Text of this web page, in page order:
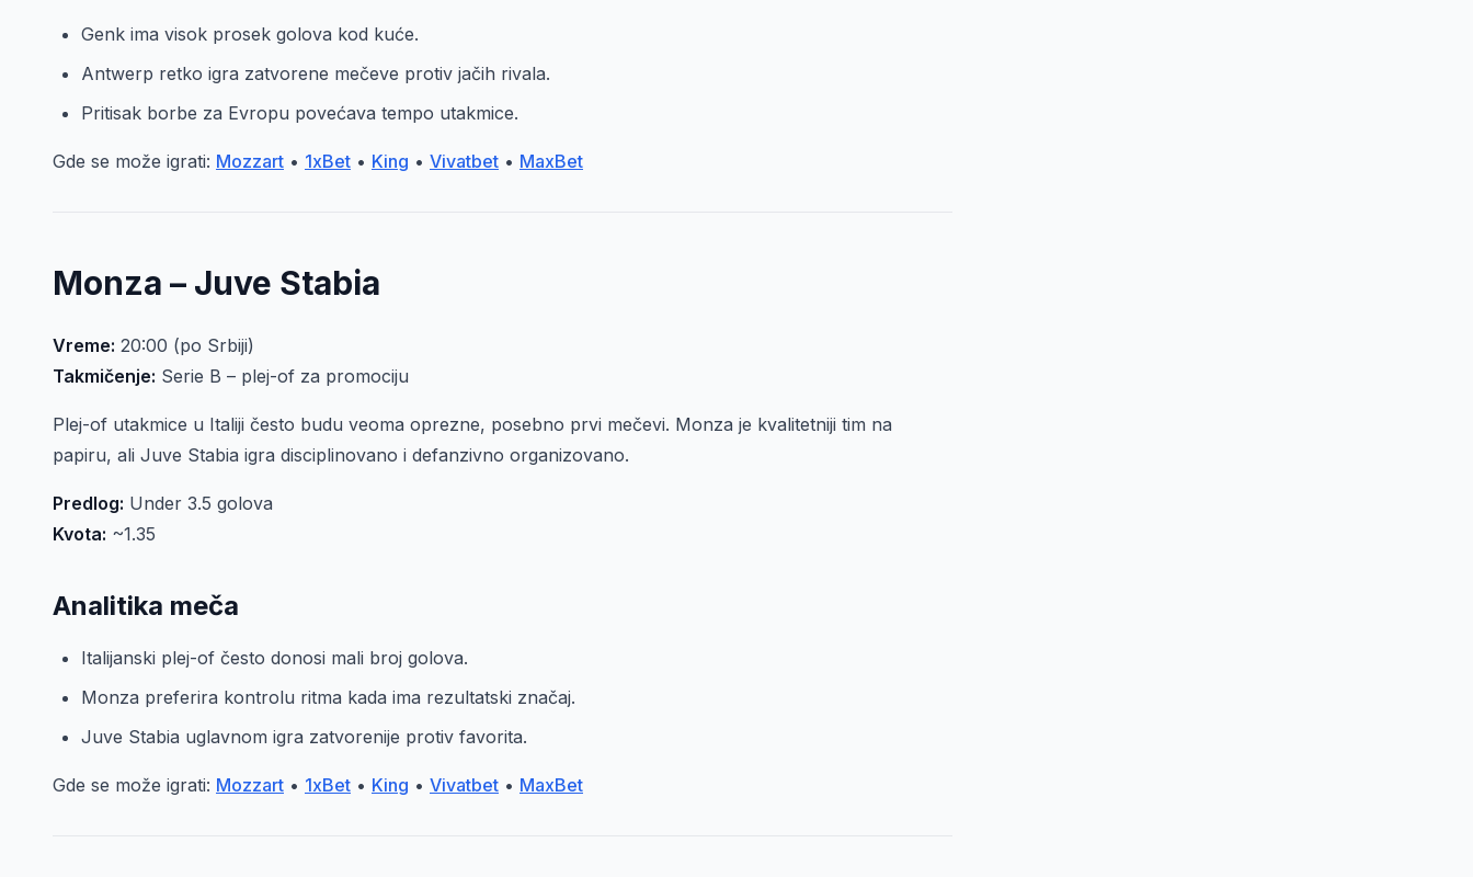
Genk ima visok prosek golova kod kuće.
Antwerp retko igra zatvorene mečeve protiv jačih rivala.
Pritisak borbe za Evropu povećava tempo utakmice.
Gde se može igrati: Mozzart • 1xBet • King • Vivatbet • MaxBet
Monza – Juve Stabia
Vreme: 20:00 (po Srbiji)
Takmičenje: Serie B – plej-of za promociju
Plej-of utakmice u Italiji često budu veoma oprezne, posebno prvi mečevi. Monza je kvalitetniji tim na
papiru, ali Juve Stabia igra disciplinovano i defanzivno organizovano.
Predlog: Under 3.5 golova
Kvota: ~1.35
Analitika meča
Italijanski plej-of često donosi mali broj golova.
Monza preferira kontrolu ritma kada ima rezultatski značaj.
Juve Stabia uglavnom igra zatvorenije protiv favorita.
Gde se može igrati: Mozzart • 1xBet • King • Vivatbet • MaxBet